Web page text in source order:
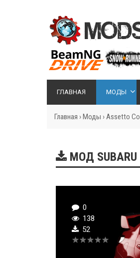
ГЛАВНАЯ МОДЫ
Главная ›Моды ›Assetto
МОД SUBARU
0
138
52